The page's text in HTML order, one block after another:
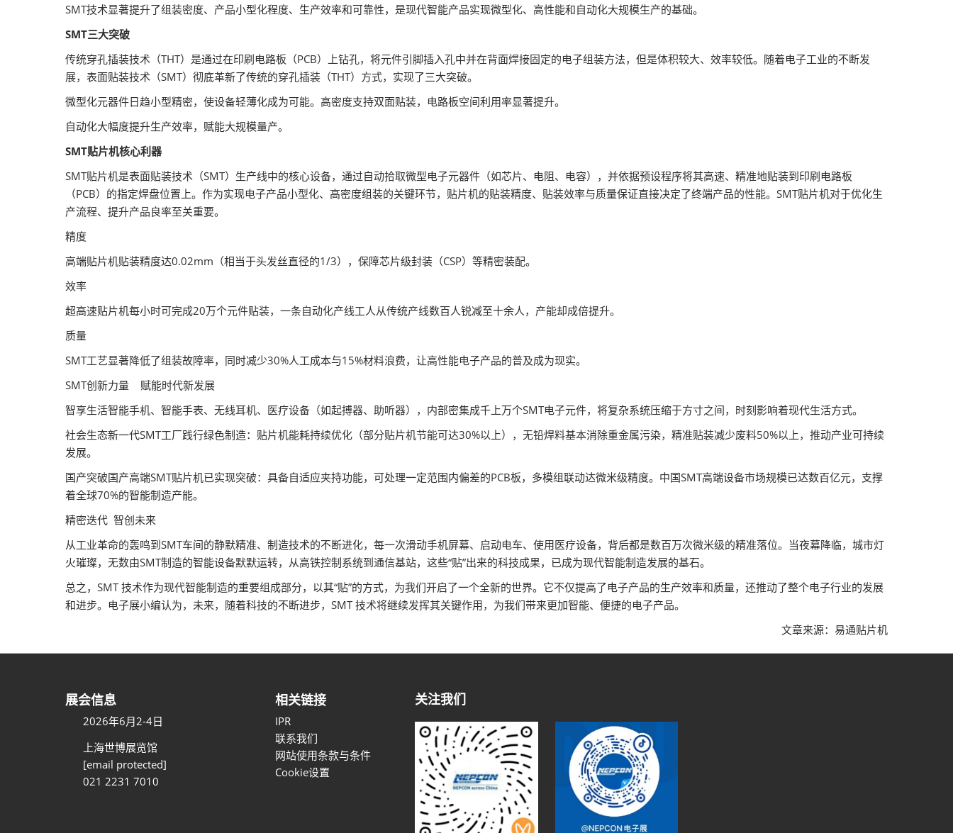
SMT技术显著提升了组装密度、产品小型化程度、生产效率和可靠性，是现代智能产品实现微型化、高性能和自动化大规模生产的基础。
SMT三大突破
传统穿孔插装技术（THT）是通过在印刷电路板（PCB）上钻孔，将元件引脚插入孔中并在背面焊接固定的电子组装方法，但是体积较大、效率较低。随着电子工业的不断发
展，表面贴装技术（SMT）彻底革新了传统的穿孔插装（THT）方式，实现了三大突破。
微型化元器件日趋小型精密，使设备轻薄化成为可能。高密度支持双面贴装，电路板空间利用率显著提升。
自动化大幅度提升生产效率，赋能大规模量产。
SMT贴片机核心利器
SMT贴片机是表面贴装技术（SMT）生产线中的核心设备，通过自动拾取微型电子元器件（如芯片、电阻、电容），并依据预设程序将其高速、精准地贴装到印刷电路板
（PCB）的指定焊盘位置上。作为实现电子产品小型化、高密度组装的关键环节，贴片机的贴装精度、贴装效率与质量保证直接决定了终端产品的性能。SMT贴片机对于优化生
产流程、提升产品良率至关重要。
精度
高端贴片机贴装精度达0.02mm（相当于头发丝直径的1/3），保障芯片级封装（CSP）等精密装配。
效率
超高速贴片机每小时可完成20万个元件贴装，一条自动化产线工人从传统产线数百人锐减至十余人，产能却成倍提升。
质量
SMT工艺显著降低了组装故障率，同时减少30%人工成本与15%材料浪费，让高性能电子产品的普及成为现实。
SMT创新力量 赋能时代新发展
智享生活智能手机、智能手表、无线耳机、医疗设备（如起搏器、助听器），内部密集成千上万个SMT电子元件，将复杂系统压缩于方寸之间，时刻影响着现代生活方式。
社会生态新一代SMT工厂践行绿色制造：贴片机能耗持续优化（部分贴片机节能可达30%以上），无铅焊料基本消除重金属污染，精准贴装减少废料50%以上，推动产业可持续
发展。
国产突破国产高端SMT贴片机已实现突破：具备自适应夹持功能，可处理一定范围内偏差的PCB板，多模组联动达微米级精度。中国SMT高端设备市场规模已达数百亿元，支撑
着全球70%的智能制造产能。
精密迭代 智创未来
从工业革命的轰鸣到SMT车间的静默精准、制造技术的不断进化，每一次滑动手机屏幕、启动电车、使用医疗设备，背后都是数百万次微米级的精准落位。当夜幕降临，城市灯
火璀璨，无数由SMT制造的智能设备默默运转，从高铁控制系统到通信基站，这些“贴”出来的科技成果，已成为现代智能制造发展的基石。
总之，SMT 技术作为现代智能制造的重要组成部分，以其“贴”的方式，为我们开启了一个全新的世界。它不仅提高了电子产品的生产效率和质量，还推动了整个电子行业的发展
和进步。电子展小编认为，未来，随着科技的不断进步，SMT 技术将继续发挥其关键作用，为我们带来更加智能、便捷的电子产品。
文章来源：易通贴片机
展会信息
2026年6月2-4日
上海世博展览馆
[email protected]
021 2231 7010
相关链接
IPR
联系我们
网站使用条款与条件
Cookie设置
关注我们